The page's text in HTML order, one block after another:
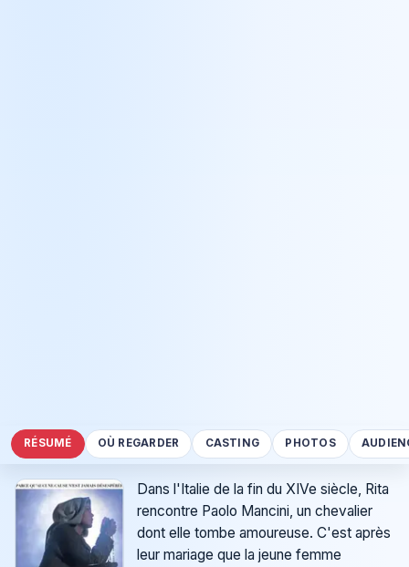
RÉSUMÉ OÙ REGARDER CASTING PHOTOS
Dans l'Italie de la fin du XIVe siècle, Rita
rencontre Paolo Mancini, un chevalier
dont elle tombe amoureuse. C'est après
leur mariage que la jeune femme